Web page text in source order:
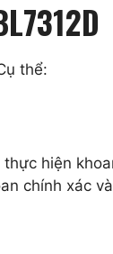
thể:
hiện
chính xác